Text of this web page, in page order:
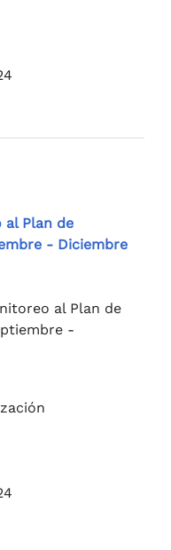
Plan de
- Diciembre
al Plan de
-